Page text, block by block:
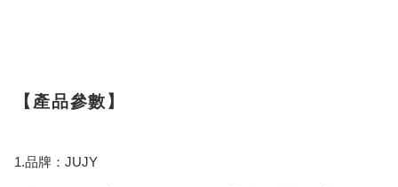
【產品參數】
1.品牌：JUJY